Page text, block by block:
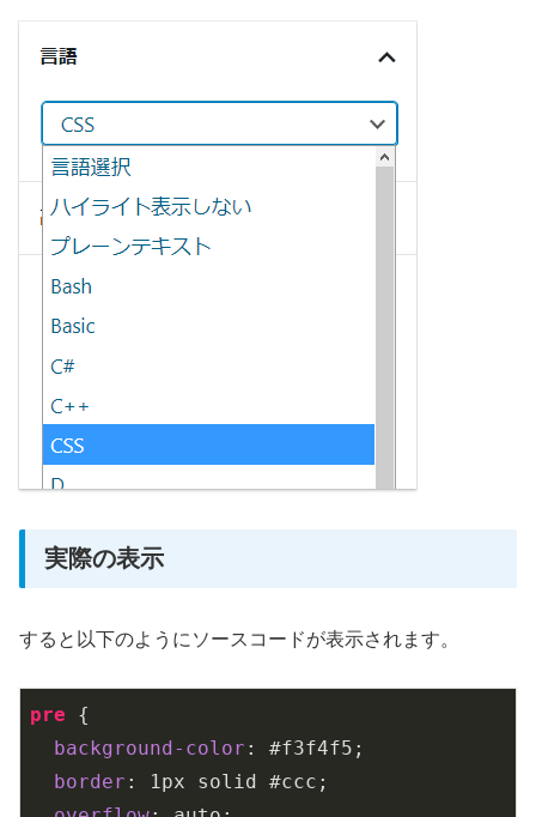
実際の表示
すると以下のようにソースコードが表示されます。
pre {
background-color : #f3f4f5 ;
border : 1px solid #ccc ;